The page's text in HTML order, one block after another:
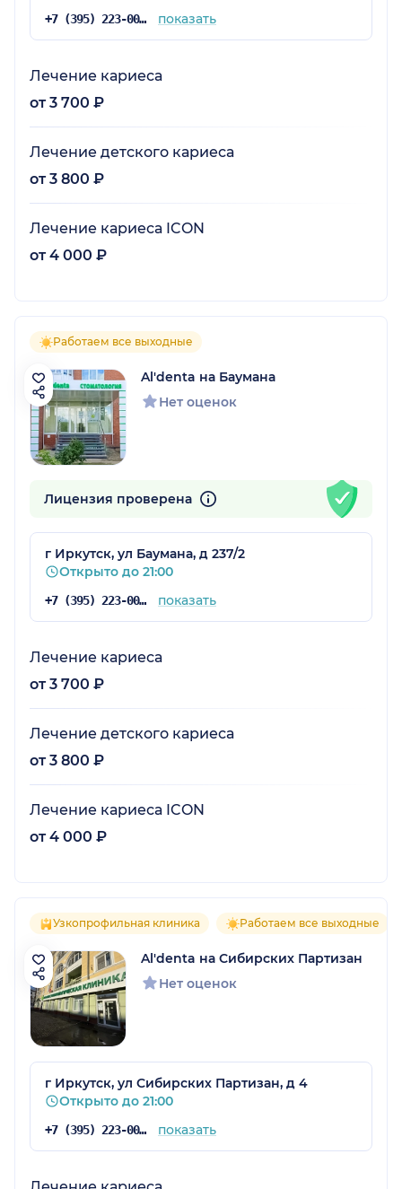
+7 (395) 223-00-00 показать
Лечение кариеса
от 3 700 ₽
Лечение детского кариеса
от 3 800 ₽
Лечение кариеса ICON
от 4 000 ₽
Работаем все выходные
Al'denta на Баумана
Нет оценок
Лицензия проверена
г Иркутск, ул Баумана, д 237/2
Открыто до 21:00
+7 (395) 223-00-00 показать
Лечение кариеса
от 3 700 ₽
Лечение детского кариеса
от 3 800 ₽
Лечение кариеса ICON
от 4 000 ₽
Узкопрофильная клиника Работаем все выходные
Al'denta на Сибирских Партизан
Нет оценок
г Иркутск, ул Сибирских Партизан, д 4
Открыто до 21:00
+7 (395) 223-00-00 показать